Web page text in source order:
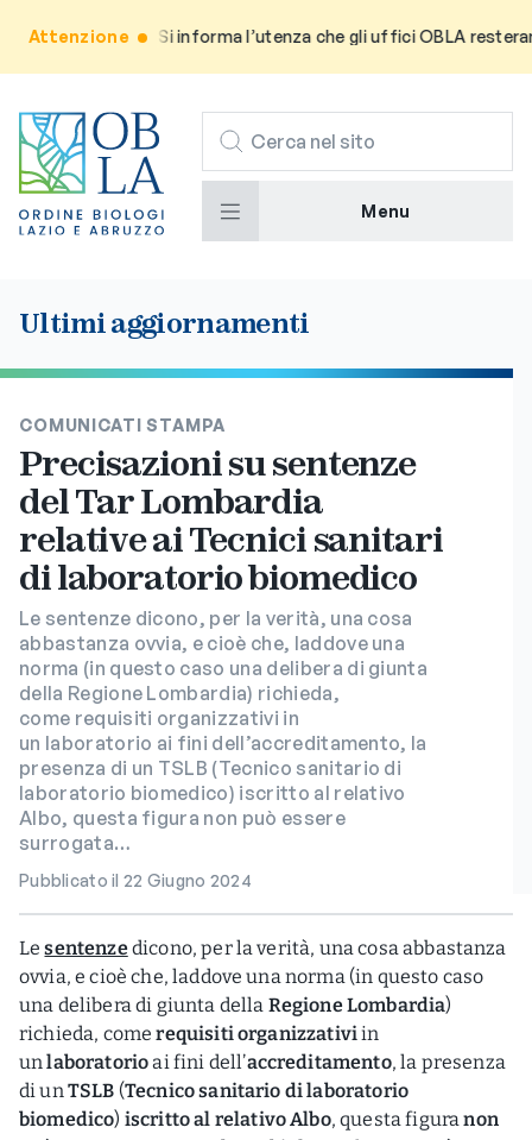
Attenzione
Avviso: Si informa l’utenza che gli uffici OBLA
CERCA
Menu
Ultimi aggiornamenti
COMUNICATI STAMPA
Precisazioni su sentenze
del Tar Lombardia
relative ai Tecnici sanitari
di laboratorio biomedico
Le sentenze dicono, per la verità, una cosa
abbastanza ovvia, e cioè che, laddove una
norma (in questo caso una delibera di giunta
della Regione Lombardia) richieda,
come requisiti organizzativi in
un laboratorio ai fini dell’accreditamento, la
presenza di un TSLB (Tecnico sanitario di
laboratorio biomedico) iscritto al relativo
Albo, questa figura non può essere
surrogata…
Pubblicato il 22 Giugno 2024
Lesentenzedicono, per la verità, una cosa abbastanza
ovvia, e cioè che, laddove una norma (in questo caso
una delibera di giunta della Regione Lombardia)
richieda, comerequisiti organizzativiin
unlaboratorioai fini dell’accreditamento, la presenza
di unTSLB (Tecnico sanitario di laboratorio
biomedico) iscritto al relativo Albo, questa figuranon